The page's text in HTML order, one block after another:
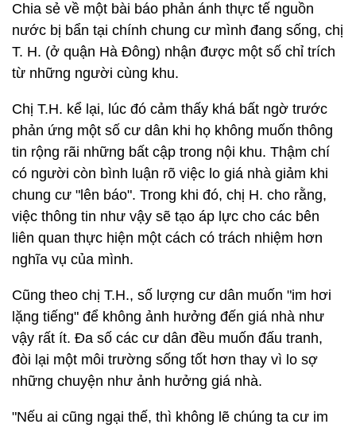
Chia sẻ về một bài báo phản ánh thực tế nguồn
nước bị bẩn tại chính chung cư mình đang sống, chị
T. H. (ở quận Hà Đông) nhận được một số chỉ trích
từ những người cùng khu.
Chị T.H. kể lại, lúc đó cảm thấy khá bất ngờ trước
phản ứng một số cư dân khi họ không muốn thông
tin rộng rãi những bất cập trong nội khu. Thậm chí
có người còn bình luận rõ việc lo giá nhà giảm khi
chung cư "lên báo". Trong khi đó, chị H. cho rằng,
việc thông tin như vậy sẽ tạo áp lực cho các bên
liên quan thực hiện một cách có trách nhiệm hơn
nghĩa vụ của mình.
Cũng theo chị T.H., số lượng cư dân muốn "im hơi
lặng tiếng" để không ảnh hưởng đến giá nhà như
vậy rất ít. Đa số các cư dân đều muốn đấu tranh,
đòi lại một môi trường sống tốt hơn thay vì lo sợ
những chuyện như ảnh hưởng giá nhà.
"Nếu ai cũng ngại thế, thì không lẽ chúng ta cư im